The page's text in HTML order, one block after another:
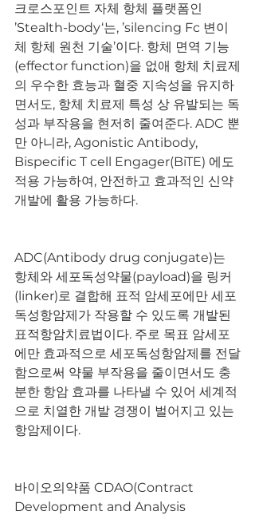
크로스포인트 자체 항체 플랫폼인
’Stealth-body‘는, ’silencing Fc 변이
체 항체 원천 기술’이다. 항체 면역 기능
(effector function)을 없애 항체 치료제
의 우수한 효능과 혈중 지속성을 유지하
면서도, 항체 치료제 특성 상 유발되는 독
성과 부작용을 현저히 줄여준다. ADC 뿐
만 아니라, Agonistic Antibody,
Bispecific T cell Engager(BiTE) 에도
적용 가능하여, 안전하고 효과적인 신약
개발에 활용 가능하다.
ADC(Antibody drug conjugate)는
항체와 세포독성약물(payload)을 링커
(linker)로 결합해 표적 암세포에만 세포
독성항암제가 작용할 수 있도록 개발된
표적항암치료법이다. 주로 목표 암세포
에만 효과적으로 세포독성항암제를 전달
함으로써 약물 부작용을 줄이면서도 충
분한 항암 효과를 나타낼 수 있어 세계적
으로 치열한 개발 경쟁이 벌어지고 있는
항암제이다.
바이오의약품 CDAO(Contract
Development and Analysis